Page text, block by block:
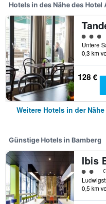
Hotels in des Nähe des Hotel
0,3 km
128 €
Weitere Hotels in der
Günstige Hotels in Bamberg
0,5 km